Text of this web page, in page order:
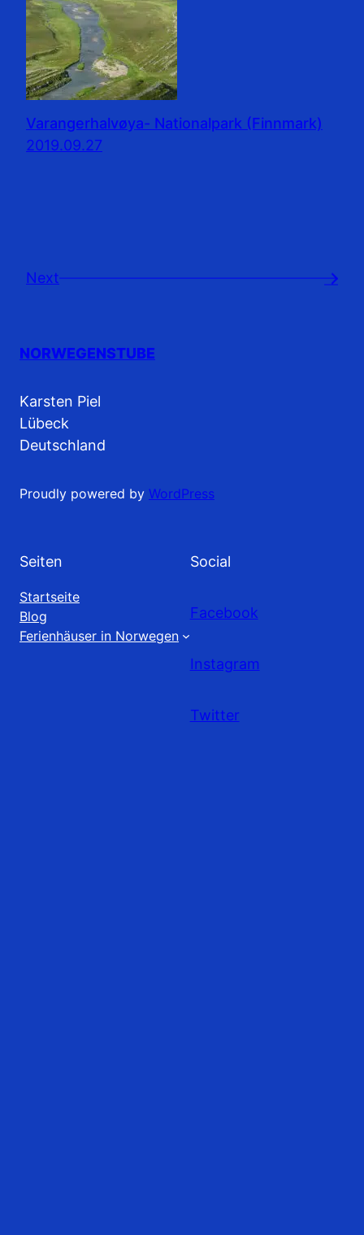
Varangerhalvøya- Nationalpark (Finnmark)
2019.09.27
Next →
NORWEGENSTUBE
Karsten Piel
Lübeck
Deutschland
Proudly powered by WordPress
Seiten
Startseite
Blog
Ferienhäuser in Norwegen
Social
Facebook
Instagram
Twitter